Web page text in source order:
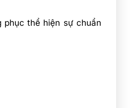
thể hiện sự chuẩn